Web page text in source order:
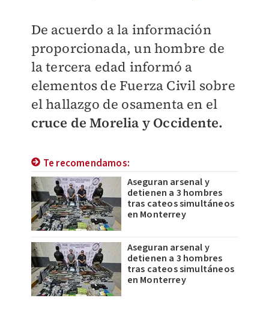
De acuerdo a la información
proporcionada, un hombre de
la tercera edad informó a
elementos de Fuerza Civil sobre
el hallazgo de osamenta en el
cruce de Morelia y Occidente.
Te recomendamos:
Aseguran arsenal y
detienen a 3 hombres
tras cateos simultáneos
en Monterrey
Aseguran arsenal y
detienen a 3 hombres
tras cateos simultáneos
en Monterrey